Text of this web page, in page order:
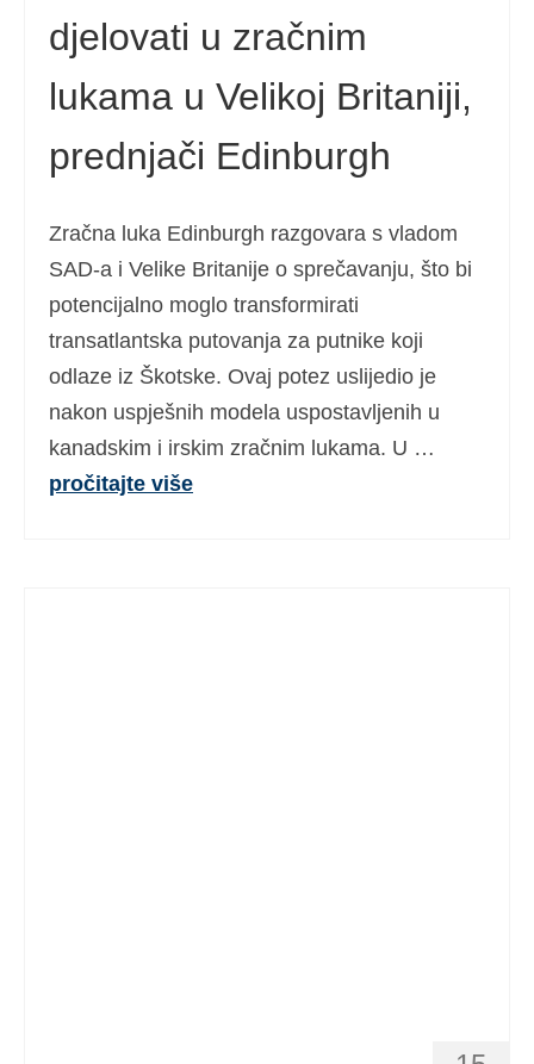
djelovati u zračnim
lukama u Velikoj Britaniji,
prednjači Edinburgh
Zračna luka Edinburgh razgovara s vladom
SAD-a i Velike Britanije o sprečavanju, što bi
potencijalno moglo transformirati
transatlantska putovanja za putnike koji
odlaze iz Škotske. Ovaj potez uslijedio je
nakon uspješnih modela uspostavljenih u
kanadskim i irskim zračnim lukama. U …
pročitajte više